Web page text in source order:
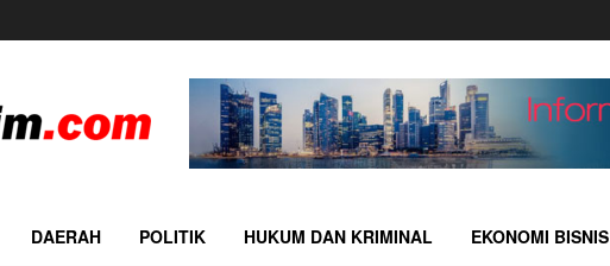
DAERAH POLITIK HUKUM DAN KRIMINAL EKONOMI BISNIS